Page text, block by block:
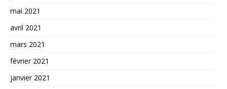
mai 2021
avril 2021
mars 2021
février 2021
janvier 2021